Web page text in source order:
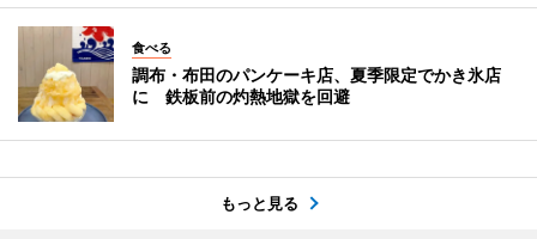
食べる
調布・布田のパンケーキ店、夏季限定でかき氷店
に 鉄板前の灼熱地獄を回避
もっと見る